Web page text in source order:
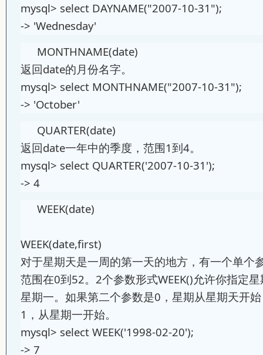
mysql> select DAYNAME("2007-10-31");
-> 'Wednesday'
MONTHNAME(date)
返回date的月份名字。
mysql> select MONTHNAME("2007-10-31");
-> 'October'
QUARTER(date)
返回date一年中的季度，范围1到4。
mysql> select QUARTER('2007-10-31');
-> 4
WEEK(date)
WEEK(date,first)
对于星期天是一周的第一天的地方，有一个单个
范围在0到52。2个参数形式WEEK()允许你指定
星期一。如果第二个参数是0，星期从星期天开
1，从星期一开始。
mysql> select WEEK('1998-02-20');
-> 7